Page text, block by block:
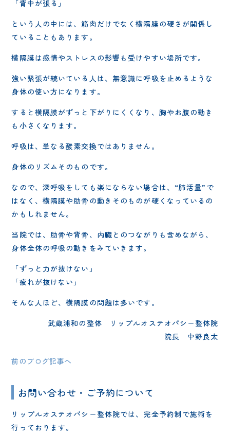
「背中が張る」
という人の中には、筋肉だけでなく横隔膜の硬さが関係し
ていることもあります。
横隔膜は感情やストレスの影響も受けやすい場所です。
強い緊張が続いている人は、無意識に呼吸を止めるような
身体の使い方になります。
すると横隔膜がずっと下がりにくくなり、胸やお腹の動き
も小さくなります。
呼吸は、単なる酸素交換ではありません。
身体のリズムそのものです。
なので、深呼吸をしても楽にならない場合は、“肺活量”で
はなく、横隔膜や肋骨の動きそのものが硬くなっているの
かもしれません。
当院では、肋骨や背骨、内臓とのつながりも含めながら、
身体全体の呼吸の動きをみていきます。
「ずっと力が抜けない」
「疲れが抜けない」
そんな人ほど、横隔膜の問題は多いです。
武蔵浦和の整体 リップルオステオパシー整体院
院長 中野良太
前のブログ記事へ
お問い合わせ・ご予約について
リップルオステオパシー整体院では、完全予約制で施術を
行っております。